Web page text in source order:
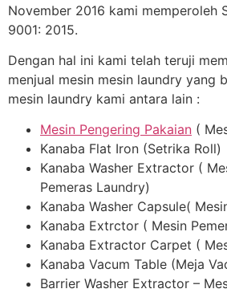
November 2016 kami memperoleh
9001: 2015.
Dengan hal ini kami telah teruji
menjual mesin mesin laundry yang
mesin laundry kami antara lain :
Mesin Pengering Pakaian (
Kanaba Flat Iron (Setrika Roll)
Kanaba Washer Extractor (
Pemeras Laundry)
Kanaba Washer Capsule(
Kanaba Extrctor ( Mesin
Kanaba Extractor Carpet (
Kanaba Vacum Table (Meja
Barrier Washer Extractor –